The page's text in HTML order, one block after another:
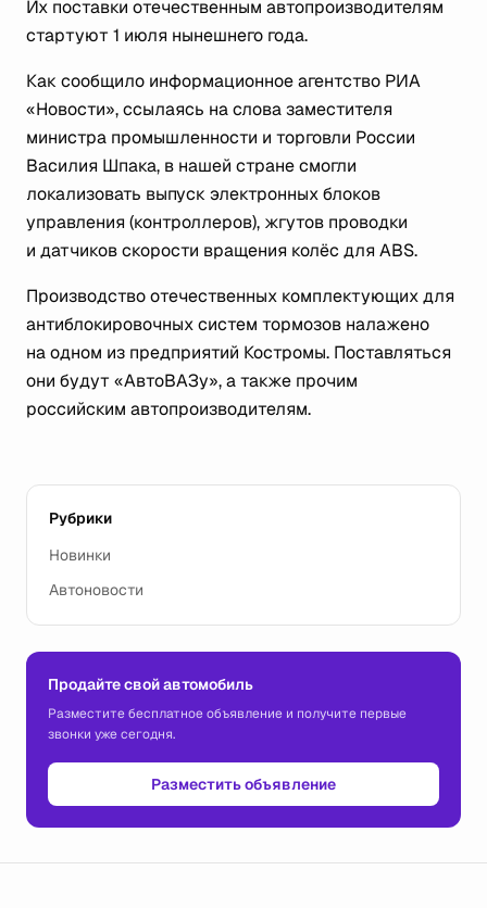
Их поставки отечественным автопроизводителям
стартуют 1 июля нынешнего года.
Как сообщило информационное агентство РИА
«Новости», ссылаясь на слова заместителя
министра промышленности и торговли России
Василия Шпака, в нашей стране смогли
локализовать выпуск электронных блоков
управления (контроллеров), жгутов проводки
и датчиков скорости вращения колёс для ABS.
Производство отечественных комплектующих для
антиблокировочных систем тормозов налажено
на одном из предприятий Костромы. Поставляться
они будут «АвтоВАЗу», а также прочим
российским автопроизводителям.
Рубрики
Новинки
Автоновости
Продайте свой автомобиль
Разместите бесплатное объявление и получите первые
звонки уже сегодня.
Разместить объявление